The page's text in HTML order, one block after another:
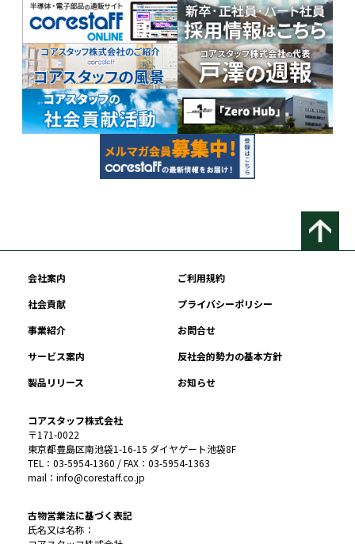
会社案内
ご利用規約
社会貢献
プライバシーポリシー
事業紹介
お問合せ
サービス案内
反社会的勢力の基本方針
製品リリース
お知らせ
コアスタッフ株式会社
〒171-0022
東京都豊島区南池袋1-16-15 ダイヤゲート池袋8F
TEL：03-5954-1360 / FAX：03-5954-1363
mail：info@corestaff.co.jp
古物営業法に基づく表記
氏名又は名称：